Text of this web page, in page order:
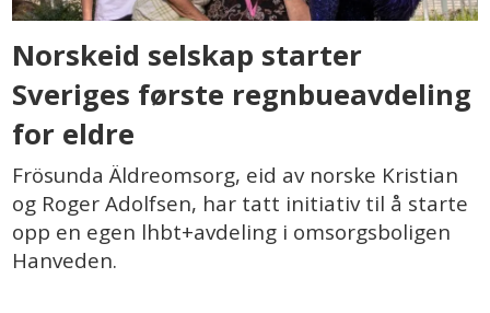
Norskeid selskap starter
Sveriges første regnbueavdeling
for eldre
Frösunda Äldreomsorg, eid av norske Kristian
og Roger Adolfsen, har tatt initiativ til å starte
opp en egen lhbt+avdeling i omsorgsboligen
Hanveden.